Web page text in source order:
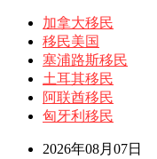
加拿大移民
移民美国
塞浦路斯移民
土耳其移民
阿联酋移民
匈牙利移民
2026年08月07日